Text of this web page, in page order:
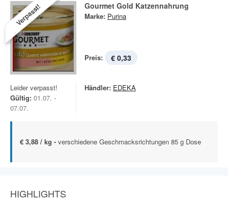
Verpasst! Gourmet Gold Katzennahrung
Marke: Purina
Preis: € 0,33
Leider verpasst!
Gültig: 01.07. -
07.07.
Händler: EDEKA
€ 3,88 / kg - verschiedene Geschmacksrichtungen 85 g Dose
HIGHLIGHTS